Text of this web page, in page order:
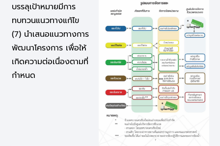
บรรลุเป้าหมายมีการ
ทบทวนแนวทางแก้ไข
(7) นำเสนอแนวทางการ
พัฒนาโครงการ เพื่อให้
เกิดความต่อเนื่องตามที่
กำหนด